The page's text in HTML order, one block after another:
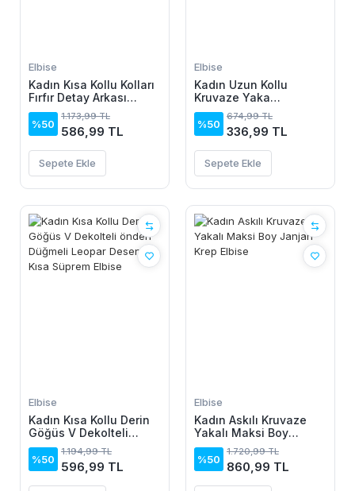
Elbise
Kadın Kısa Kollu Kolları
Fırfır Detay Arkası
Bağlamalı Leopar
Desen Kolsuz Mini
Mikro Elbise
%50
1.173,99 TL
586,99 TL
Sepete Ekle
Elbise
Kadın Uzun Kollu
Kruvaze Yaka
Yanlardan Büzgülü
Kadife Elbise
%50
674,99 TL
336,99 TL
Sepete Ekle
Elbise
Kadın Kısa Kollu Derin
Göğüs V Dekolteli
önden Düğmeli Leopar
Desenli Kısa Süprem
Elbise
%50
1.194,99 TL
596,99 TL
Elbise
Kadın Askılı Kruvaze
Yakalı Maksi Boy
Janjan Krep Elbise
%50
1.720,99 TL
860,99 TL